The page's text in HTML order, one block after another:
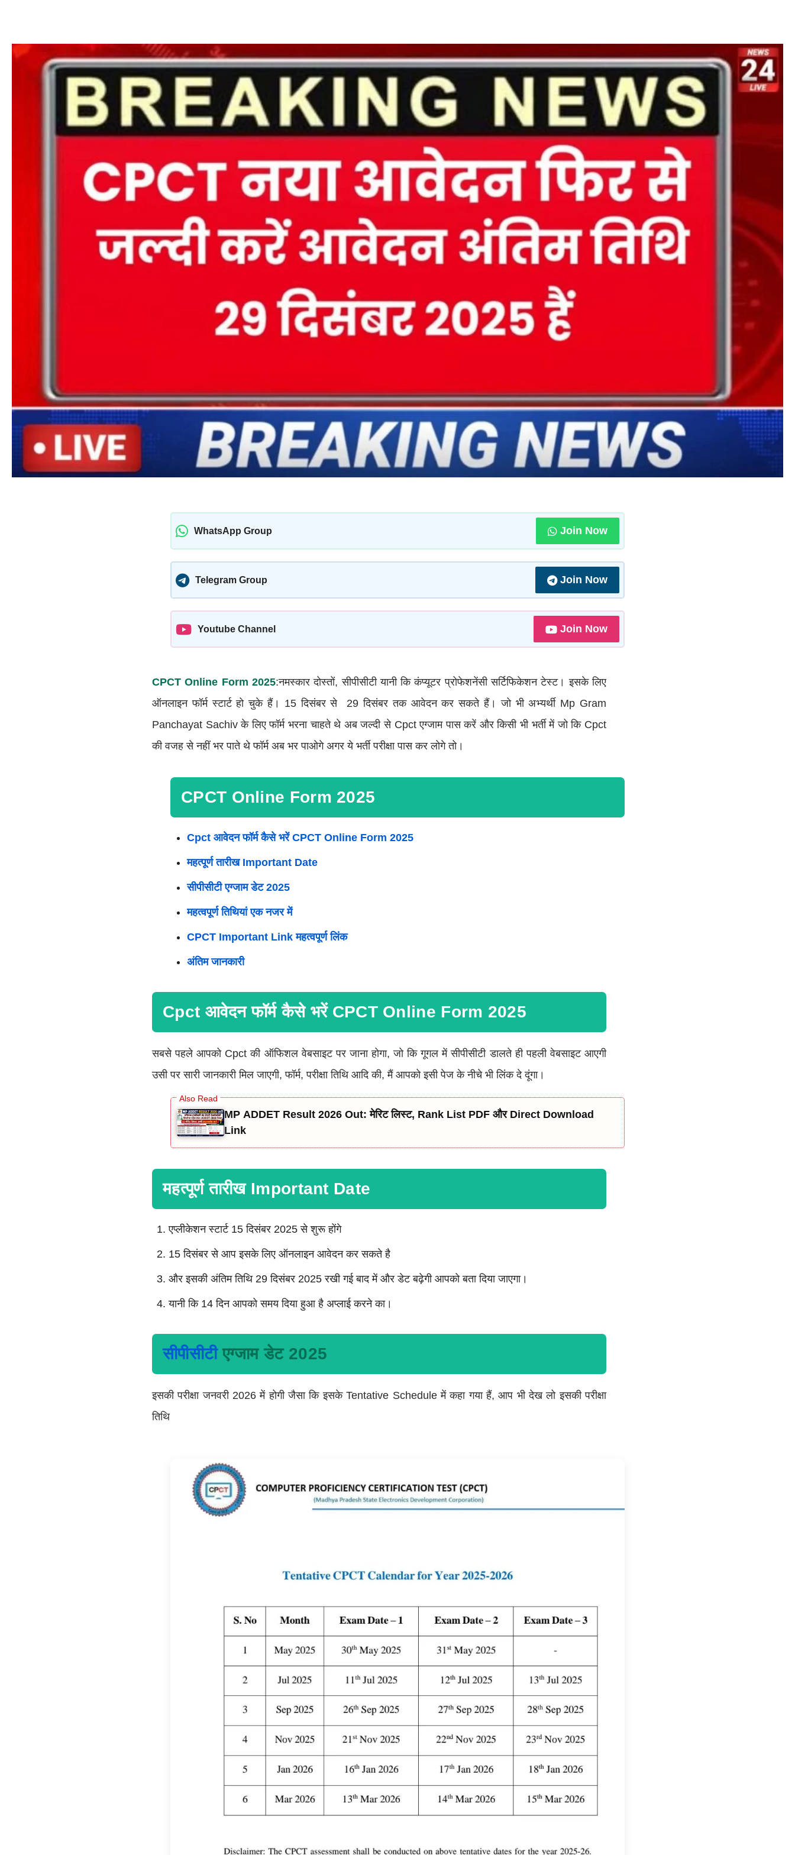
WhatsApp Group Join Now
Telegram Group Join Now
Youtube Channel Join Now
CPCT Online Form 2025:नमस्कार दोस्तों, सीपीसीटी यानी कि कंप्यूटर प्रोफेशनेंसी सर्टिफिकेशन टेस्ट। इसके लिए
ऑनलाइन फॉर्म स्टार्ट हो चुके हैं। 15 दिसंबर से 29 दिसंबर तक आवेदन कर सकते हैं। जो भी अभ्यर्थी Mp Gram
Panchayat Sachiv के लिए फॉर्म भरना चाहते थे अब जल्दी से Cpct एग्जाम पास करें और किसी भी भर्ती में जो कि Cpct
की वजह से नहीं भर पाते थे फॉर्म अब भर पाओगे अगर ये भर्ती परीक्षा पास कर लोगे तो।
CPCT Online Form 2025
Cpct आवेदन फॉर्म कैसे भरें CPCT Online Form 2025
महत्पूर्ण तारीख Important Date
सीपीसीटी एग्जाम डेट 2025
महत्वपूर्ण तिथियां एक नजर में
CPCT Important Link महत्वपूर्ण लिंक
अंतिम जानकारी
Cpct आवेदन फॉर्म कैसे भरें CPCT Online Form 2025
सबसे पहले आपको Cpct की ऑफिशल वेबसाइट पर जाना होगा, जो कि गूगल में सीपीसीटी डालते ही पहली वेबसाइट आएगी
उसी पर सारी जानकारी मिल जाएगी, फॉर्म, परीक्षा तिथि आदि की, मैं आपको इसी पेज के नीचे भी लिंक दे दूंगा।
MP ADDET Result 2026 Out: मेरिट लिस्ट, Rank List PDF और Direct Download
Link
महत्पूर्ण तारीख Important Date
एप्लीकेशन स्टार्ट 15 दिसंबर 2025 से शुरू होंगे
15 दिसंबर से आप इसके लिए ऑनलाइन आवेदन कर सकते है
और इसकी अंतिम तिथि 29 दिसंबर 2025 रखी गई बाद में और डेट बढ़ेगी आपको बता दिया जाएगा।
यानी कि 14 दिन आपको समय दिया हुआ है अप्लाई करने का।
सीपीसीटीएग्जाम डेट 2025
इसकी परीक्षा जनवरी 2026 में होगी जैसा कि इसके Tentative Schedule में कहा गया हैं, आप भी देख लो इसकी परीक्षा
तिथि